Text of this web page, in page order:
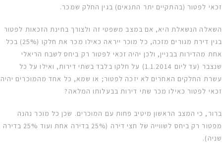
זכאי לפטור (בהתקיים יתר התנאים) בגין החלק שמכר.
השאלה הנשאלת היא, אם במצב משפטי זה ולצורך בחינת הזכאות לפטור
בגין דירת מגורים מזכה, כל מוכר ייראה כאילו מכר את חלקו (25%) בכל
אחת מהדירות בבניין, ולכן יהיה זכאי לפטור רק ביחס לשבח הריאלי
שנצבר (עד ליום 1.1.2014) על חלקו בלבד בשתי דירות, ואילו על כל
עשרת החלקים האחרים לא יזכה לפטור; או שמא, כל אחד מהמוכרים יהיה
זכאי לפטור כאילו מכר שתי דירות בבעלותו המלאה?
ברור, כי המצב הראשון מיטיב פחות עם המוכרים. שכן כל מוכר נהנה
מפטור רק ביחס לשווייה של חצי דירה (25% בדירה אחת ועוד 25% בדירה
שניה).